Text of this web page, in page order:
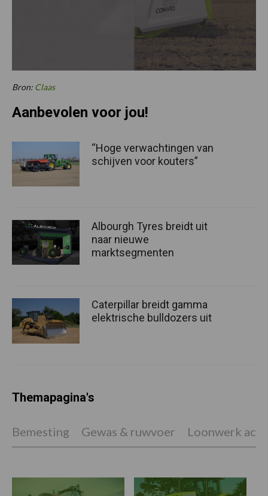
Bron: Claas
Aanbevolen voor jou!
“Hoge verwachtingen van
schijven voor kouters”
Albourgh Tyres breidt uit
naar nieuwe
marktsegmenten
Caterpillar breidt gamma
elektrische bulldozers uit
Themapagina's
Bemesting Gewas & ruwvoer Loonwerk